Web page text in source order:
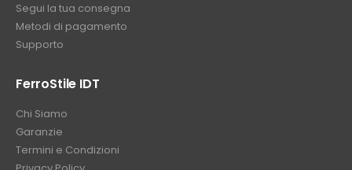
Segui la tua consegna
Metodi di pagamento
Supporto
FerroStile IDT
Chi Siamo
Garanzie
Termini e Condizioni